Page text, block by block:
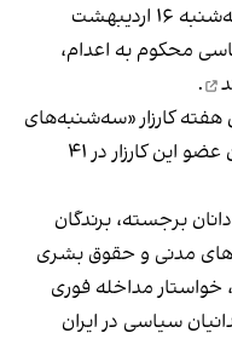
در تازه‌ترین نمونه از این اعتراضات، سه‌شنبه ۱۶ اردیبهشت
محکوم به اعدام،
.
کارزار «سه‌شنبه‌های
نه به اعدام» و اعتصاب غذای زندانیان عضو این کارزار در ۴۱
تن از حقوق‌دانان برجسته، برندگان
مدنی و حقوق بشری
، خواستار مداخله فوری
سیاسی در ایران